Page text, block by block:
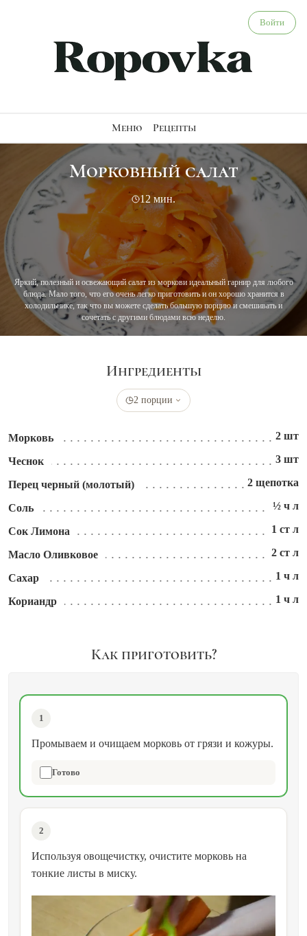
Войти
Меню Рецепты
Морковный салат
12 мин.
Яркий, полезный и освежающий салат из моркови идеальный гарнир для любого
блюда. Мало того, что его очень легко приготовить и он хорошо хранится в
холодильнике, так что вы можете сделать большую порцию и смешивать и
сочетать с другими блюдами всю неделю.
Ингредиенты
2 порции
Морковь 2 шт
Чеснок 3 шт
Перец черный (молотый) 2 щепотка
Соль ½ ч л
Сок Лимона 1 ст л
Масло Оливковое 2 ст л
Сахар 1 ч л
Кориандр 1 ч л
Как приготовить?
1
Промываем и очищаем морковь от грязи и кожуры.
Готово
2
Используя овощечистку, очистите морковь на
тонкие листы в миску.